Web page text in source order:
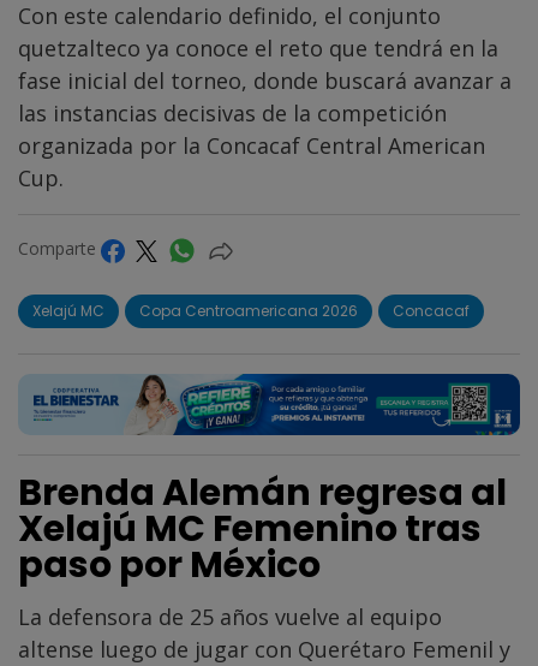
Con este calendario definido, el conjunto
quetzalteco ya conoce el reto que tendrá en la
fase inicial del torneo, donde buscará avanzar a
las instancias decisivas de la competición
organizada por la Concacaf Central American
Cup.
Comparte
Xelajú MC Copa Centroamericana 2026 Concacaf
Brenda Alemán regresa al
Xelajú MC Femenino tras
paso por México
La defensora de 25 años vuelve al equipo
altense luego de jugar con Querétaro Femenil y